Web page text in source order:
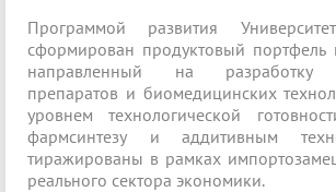
Программой развития
сформирован продуктовый портфель
направленный на разработку
препаратов и биомедицинских
уровнем технологической
фармсинтезу и аддитивным
тиражированы в рамках
реального сектора экономики.